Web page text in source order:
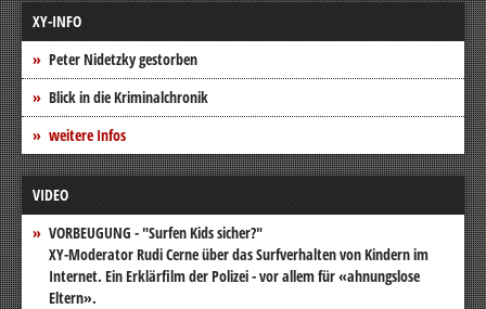
XY-INFO
Peter Nidetzky gestorben
Blick in die Kriminalchronik
weitere Infos
VIDEO
VORBEUGUNG - "Surfen Kids sicher?"
XY-Moderator Rudi Cerne über das Surfverhalten von Kindern im
Internet. Ein Erklärfilm der Polizei - vor allem für «ahnungslose
Eltern».